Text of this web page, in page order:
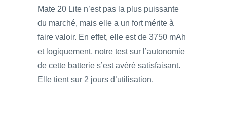
Mate 20 Lite n’est pas la plus puissante
du marché, mais elle a un fort mérite à
faire valoir. En effet, elle est de 3750 mAh
et logiquement, notre test sur l’autonomie
de cette batterie s’est avéré satisfaisant.
Elle tient sur 2 jours d’utilisation.